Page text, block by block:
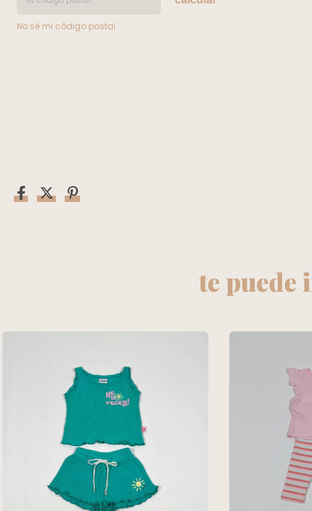
No sé mi código postal
te puede